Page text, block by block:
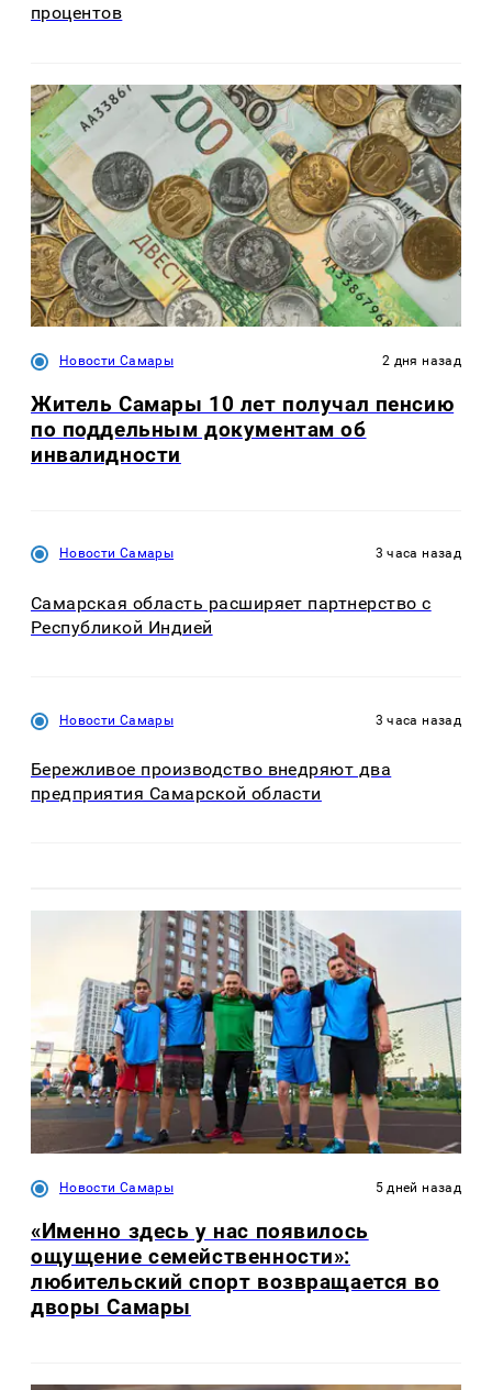
процентов
Новости Самары 2 дня назад
Житель Самары 10 лет получал пенсию
по поддельным документам об
инвалидности
Новости Самары 3 часа назад
Самарская область расширяет партнерство с
Республикой Индией
Новости Самары 3 часа назад
Бережливое производство внедряют два
предприятия Самарской области
Новости Самары 5 дней назад
«Именно здесь у нас появилось
ощущение семейственности»:
любительский спорт возвращается во
дворы Самары